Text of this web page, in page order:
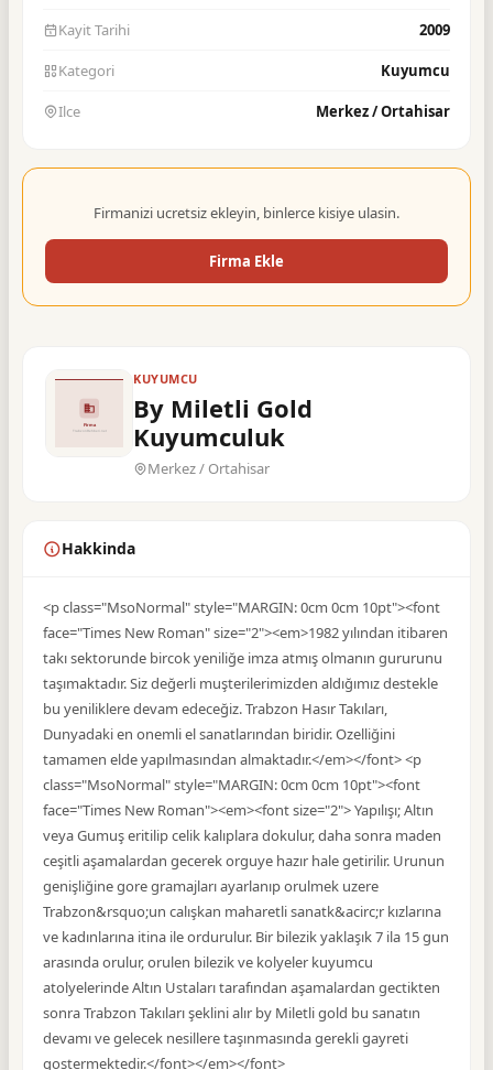
KUYUMCU
By Miletli Gold
Kuyumculuk
Merkez / Ortahisar
Hakkinda
<p class="MsoNormal" style="MARGIN: 0cm 0cm 10pt"><font
face="Times New Roman" size="2"><em>1982 yılından itibaren
takı sektorunde bircok yeniliğe imza atmış olmanın gururunu
taşımaktadır. Siz değerli muşterilerimizden aldığımız destekle
bu yeniliklere devam edeceğiz. Trabzon Hasır Takıları,
Dunyadaki en onemli el sanatlarından biridir. Ozelliğini
tamamen elde yapılmasından almaktadır.</em></font> <p
class="MsoNormal" style="MARGIN: 0cm 0cm 10pt"><font
face="Times New Roman"><em><font size="2"> Yapılışı; Altın
veya Gumuş eritilip celik kalıplara dokulur, daha sonra maden
ceşitli aşamalardan gecerek orguye hazır hale getirilir. Urunun
genişliğine gore gramajları ayarlanıp orulmek uzere
Trabzon&rsquo;un calışkan maharetli sanatk&acirc;r kızlarına
ve kadınlarına itina ile ordurulur. Bir bilezik yaklaşık 7 ila 15 gun
arasında orulur, orulen bilezik ve kolyeler kuyumcu
atolyelerinde Altın Ustaları tarafından aşamalardan gectikten
sonra Trabzon Takıları şeklini alır by Miletli gold bu sanatın
devamı ve gelecek nesillere taşınmasında gerekli gayreti
gostermektedir.</font></em></font>
Kayit Tarihi 2009
Kategori Kuyumcu
Ilce Merkez / Ortahisar
Firmanizi ucretsiz ekleyin, binlerce kisiye ulasin.
Firma Ekle